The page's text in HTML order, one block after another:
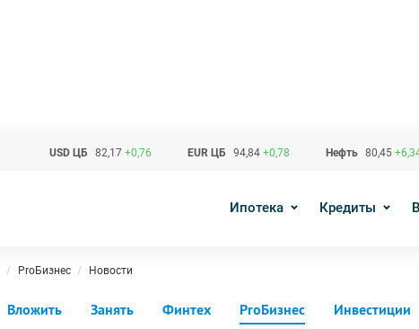
USD ЦБ 82,17 +0,76 EUR ЦБ 94,84 +0,78 Нефть 80,45
Ипотека Кредиты
ProБизнес Новости
Вложить Занять Финтех ProБизнес Инвестиции